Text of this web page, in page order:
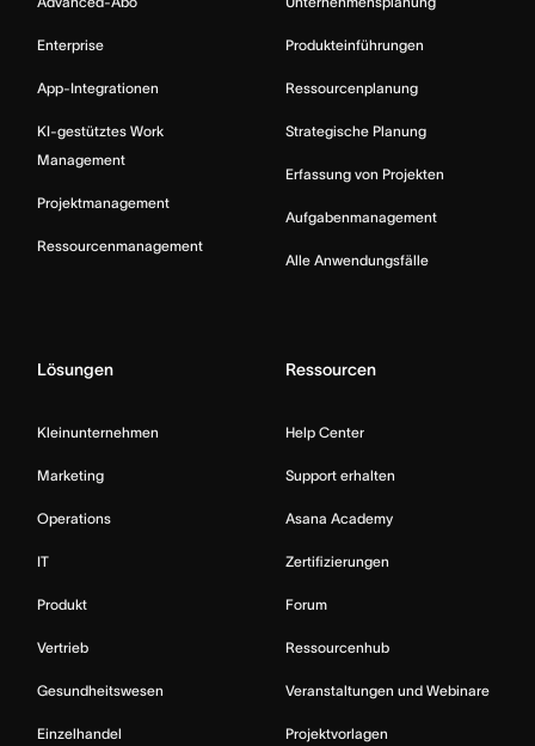
Enterprise
App-Integrationen
KI-gestütztes Work
Management
Projektmanagement
Ressourcenmanagement
Produkteinführungen
Ressourcenplanung
Strategische Planung
Erfassung von Projekten
Aufgabenmanagement
Alle Anwendungsfälle
Lösungen
Kleinunternehmen
Marketing
Operations
IT
Produkt
Vertrieb
Gesundheitswesen
Einzelhandel
Ressourcen
Help Center
Support erhalten
Asana Academy
Zertifizierungen
Forum
Ressourcenhub
Veranstaltungen und Webinare
Projektvorlagen